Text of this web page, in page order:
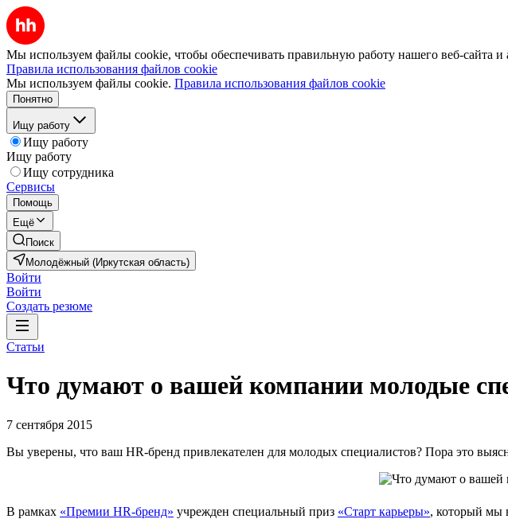
Мы используем файлы cookie, чтобы обеспечивать правильную работу нашего веб-сайта и
Правила использования файлов cookie
Мы используем файлы cookie. Правила использования файлов cookie
Понятно
Ищу работу
Ищу работу
Ищу работу
Ищу сотрудника
Сервисы
Помощь
Ещё
Поиск
Молодёжный (Иркутская область)
Войти
Войти
Создать резюме
Статьи
Что думают о вашей компании молодые
7 сентября 2015
Вы уверены, что ваш HR-бренд привлекателен для молодых специалистов? Пора это
В рамках «Премии HR-бренд» учрежден специальный приз «Старт карьеры», который мы